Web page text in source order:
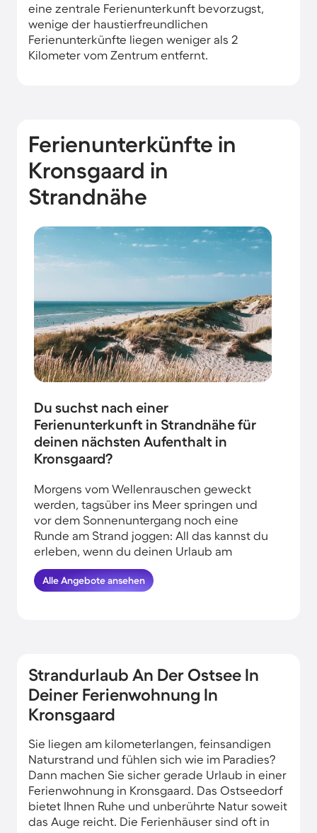
eine zentrale Ferienunterkunft bevorzugst,
wenige der haustierfreundlichen
Ferienunterkünfte liegen weniger als 2
Kilometer vom Zentrum entfernt.
Ferienunterkünfte in
Kronsgaard in
Strandnähe
Du suchst nach einer
Ferienunterkunft in Strandnähe für
deinen nächsten Aufenthalt in
Kronsgaard?
Morgens vom Wellenrauschen geweckt
werden, tagsüber ins Meer springen und
vor dem Sonnenuntergang noch eine
Runde am Strand joggen: All das kannst du
erleben, wenn du deinen Urlaub am
Wasser in Kronsgaard verbringst.
HomeToGo hat für dich und deine Familie
Alle Angebote ansehen
Strandurlaub An Der Ostsee In
Deiner Ferienwohnung In
Kronsgaard
Sie liegen am kilometerlangen, feinsandigen
Naturstrand und fühlen sich wie im Paradies?
Dann machen Sie sicher gerade Urlaub in einer
Ferienwohnung in Kronsgaard. Das Ostseedorf
bietet Ihnen Ruhe und unberührte Natur soweit
das Auge reicht. Die Ferienhäuser sind oft in